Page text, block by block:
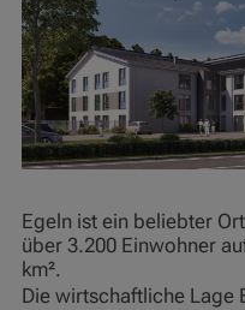
Egeln ist ein beliebter
über 3.200 Einwohner
km².
Die wirtschaftliche Lage